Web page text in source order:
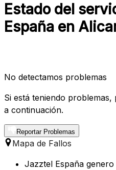
Estado del
España en
No detectamos problemas
Si está teniendo
a continuación.
Reportar Problemas
Mapa de Fallos
Jazztel España